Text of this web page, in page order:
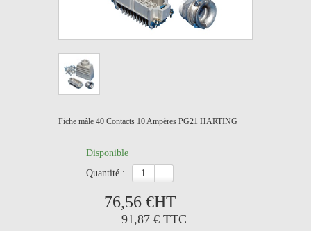
Fiche mâle 40 Contacts 10 Ampères PG21 HARTING
Disponible
quantité :
76,56 €HT
91,87 € TTC